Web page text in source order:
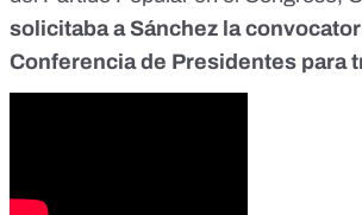
solicitaba a Sánchez la
Conferencia de Presidentes para